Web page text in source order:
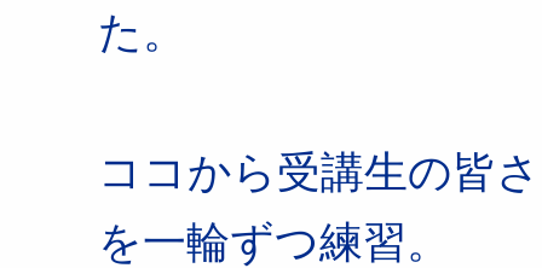
た。
ココから受講生の皆
を一輪ずつ練習。